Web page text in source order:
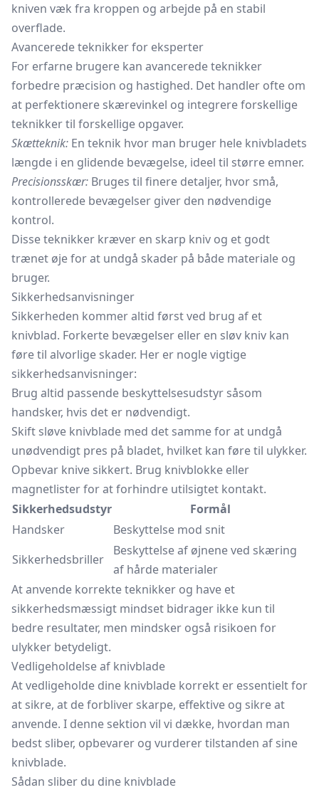
kniven væk fra kroppen og arbejde på en stabil
overflade.
Avancerede teknikker for eksperter
For erfarne brugere kan avancerede teknikker
forbedre præcision og hastighed. Det handler ofte om
at perfektionere skærevinkel og integrere forskellige
teknikker til forskellige opgaver.
Skætteknik: En teknik hvor man bruger hele knivbladets
længde i en glidende bevægelse, ideel til større emner.
Precisionsskær: Bruges til finere detaljer, hvor små,
kontrollerede bevægelser giver den nødvendige
kontrol.
Disse teknikker kræver en skarp kniv og et godt
trænet øje for at undgå skader på både materiale og
bruger.
Sikkerhedsanvisninger
Sikkerheden kommer altid først ved brug af et
knivblad. Forkerte bevægelser eller en sløv kniv kan
føre til alvorlige skader. Her er nogle vigtige
sikkerhedsanvisninger:
Brug altid passende beskyttelsesudstyr såsom
handsker, hvis det er nødvendigt.
Skift sløve knivblade med det samme for at undgå
unødvendigt pres på bladet, hvilket kan føre til ulykker.
Opbevar knive sikkert. Brug knivblokke eller
magnetlisterfor at forhindre utilsigtet kontakt.
Sikkerhedsudstyr
Formål
Handsker
Beskyttelse mod snit
Sikkerhedsbriller
Beskyttelse af øjnene ved skæring
af hårde materialer
At anvende korrekte teknikker og have et
sikkerhedsmæssigt mindset bidrager ikke kun til
bedre resultater, men mindsker også risikoen for
ulykker betydeligt.
Vedligeholdelse af knivblade
At vedligeholde dine knivblade korrekt er essentielt for
at sikre, at de forbliver skarpe, effektive og sikre at
anvende. I denne sektion vil vi dække, hvordan man
bedst sliber, opbevarer og vurderer tilstanden af sine
knivblade.
Sådan sliber du dine knivblade